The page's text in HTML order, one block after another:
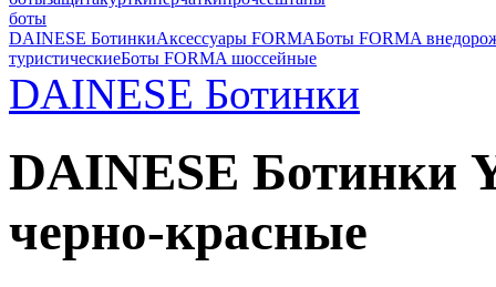
боты
DAINESE БотинкиАксессуары FORMAБоты FORMA
туристическиеБоты FORMA шоссейные
DAINESE Ботинки
DAINESE Ботинки
черно-красные